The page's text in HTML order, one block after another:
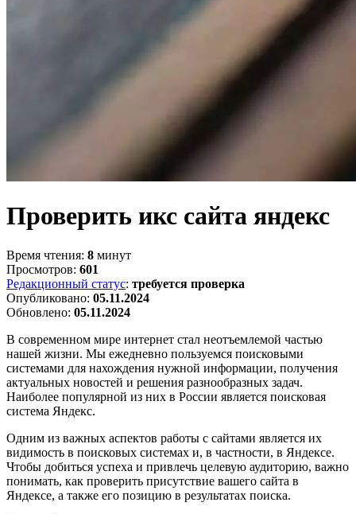
Проверить икс сайта яндекс
Время чтения: 8 минут
Просмотров: 601
Редакционный статус: требуется проверка
Опубликовано: 05.11.2024
Обновлено: 05.11.2024
В современном мире интернет стал неотъемлемой частью
нашей жизни. Мы ежедневно пользуемся поисковыми
системами для нахождения нужной информации, получения
актуальных новостей и решения разнообразных задач.
Наиболее популярной из них в России является поисковая
система Яндекс.
Одним из важных аспектов работы с сайтами является их
видимость в поисковых системах и, в частности, в Яндексе.
Чтобы добиться успеха и привлечь целевую аудиторию, важно
понимать, как проверить присутствие вашего сайта в
Яндексе, а также его позицию в результатах поиска.